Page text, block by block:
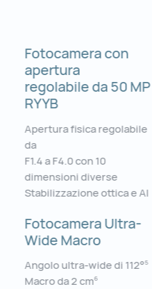
Fotocamera con
apertura
regolabile da 50 MP
RYYB
Apertura fisica regolabile
da
F1.4 a F4.0 con 10
dimensioni diverse
Stabilizzazione ottica e AI
Fotocamera Ultra-
Wide Macro
Angolo ultra-wide di 112°5
Macro da 2 cm6